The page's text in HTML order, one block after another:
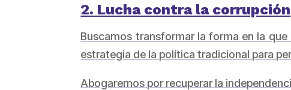
2. Lucha contra la corrupción
Buscamos transformar la forma en la
estrategia de la política tradicional para
Abogaremos por recuperar la